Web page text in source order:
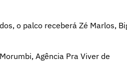
o palco receberá Zé Marlos,
Agência Pra Viver de